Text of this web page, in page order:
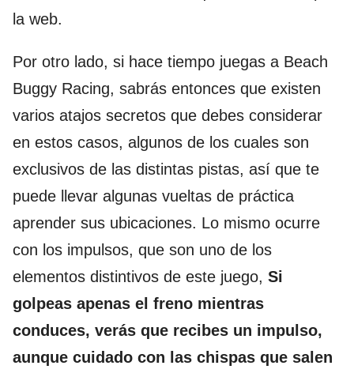
la web.
Por otro lado, si hace tiempo juegas a Beach
Buggy Racing, sabrás entonces que existen
varios atajos secretos que debes considerar
en estos casos, algunos de los cuales son
exclusivos de las distintas pistas, así que te
puede llevar algunas vueltas de práctica
aprender sus ubicaciones. Lo mismo ocurre
con los impulsos, que son uno de los
elementos distintivos de este juego, Si
golpeas apenas el freno mientras
conduces, verás que recibes un impulso,
aunque cuidado con las chispas que salen